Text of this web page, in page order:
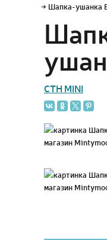
→ Шапка-ушанка
CTH MINI